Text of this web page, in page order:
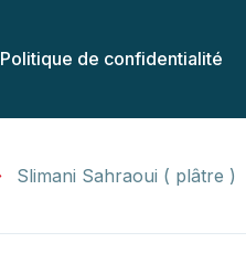
Politique de confidentialité
Slimani Sahraoui ( plâtre )